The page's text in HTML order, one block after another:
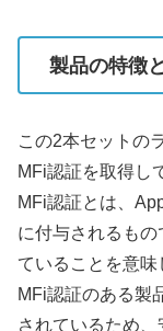
製品の特徴
この2本セットの
MFi認証を取得し
MFi認証とは、
に付与されるも
ていることを意味
MFi認証のある製
されているため、